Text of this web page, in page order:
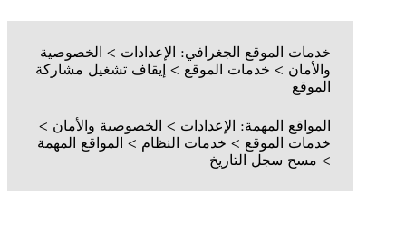
خدمات الموقع الجغرافي: الإعدادات > الخصوصية
والأمان > خدمات الموقع > إيقاف تشغيل مشاركة
الموقع
المواقع المهمة: الإعدادات > الخصوصية والأمان >
خدمات الموقع > خدمات النظام > المواقع المهمة
> مسح سجل التاريخ